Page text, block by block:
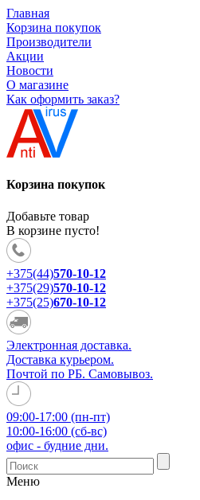
Главная
Корзина покупок
Производители
Акции
Новости
О магазине
Как оформить заказ?
Корзина покупок
Добавьте товар
В корзине пусто!
+375(44)570-10-12
+375(29)570-10-12
+375(25)670-10-12
Электронная доставка.
Доставка курьером.
Почтой по РБ. Самовывоз.
09:00-17:00 (пн-пт)
10:00-16:00 (сб-вс)
офис - будние дни.
Меню